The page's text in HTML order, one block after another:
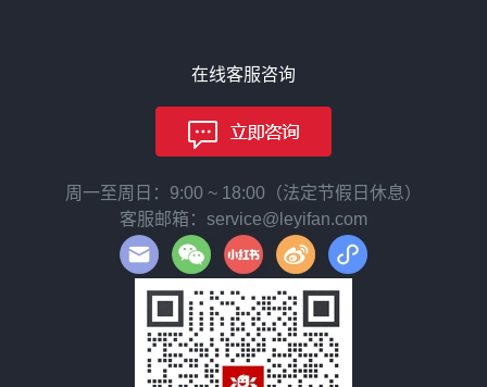
在线客服咨询
周一至周日：9:00 ~ 18:00（法定节假日休息）
客服邮箱：service@leyifan.com